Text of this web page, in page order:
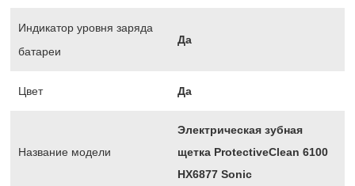
Индикатор уровня заряда
батареи
Да
Цвет Да
Название модели
Электрическая зубная
щетка ProtectiveClean 6100
HX6877 Sonic